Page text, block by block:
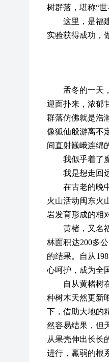
树群落，堪称“
这里，是福
实验获得成功，
孟冬的一天
迎面扑来，浓郁
群落仿佛就是浩
像狐仙般游离不
间直射巍峨连绵
我似乎着了魔
我是想走回远
在古老的晚中
火山活动闽东火
岩发育形成的相
黄楮，又名福
林面积达200多
的结果。自从
心呵护，成为全
自从黄楮树在
种树木天然更新
下，借助大地的
然容易结果，但
从果壳伸出长长
进行，羸弱的根